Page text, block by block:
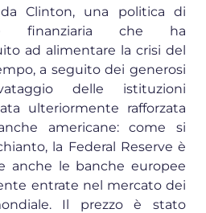
Clinton, una politica di
finanziaria che ha
ad alimentare la crisi del
a seguito dei generosi
delle istituzioni
ulteriormente rafforzata
americane: come si
la Federal Reserve è
anche le banche europee
entrate nel mercato dei
Il prezzo è stato